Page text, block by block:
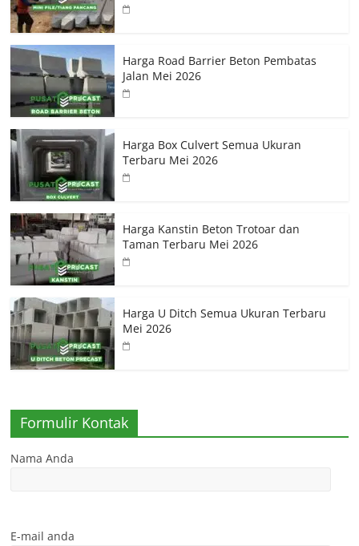
Harga Road Barrier Beton Pembatas
Jalan Mei 2026
Harga Box Culvert Semua Ukuran
Terbaru Mei 2026
Harga Kanstin Beton Trotoar dan
Taman Terbaru Mei 2026
Harga U Ditch Semua Ukuran Terbaru
Mei 2026
Formulir Kontak
Nama Anda
E-mail anda